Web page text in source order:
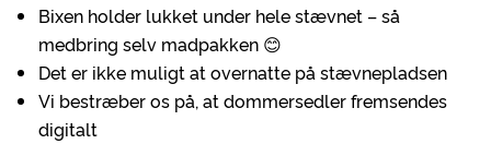
Bixen holder lukket under hele stævnet – så
medbring selv madpakken 😊
Det er ikke muligt at overnatte på stævnepladsen
Vi bestræber os på, at dommersedler fremsendes
digitalt